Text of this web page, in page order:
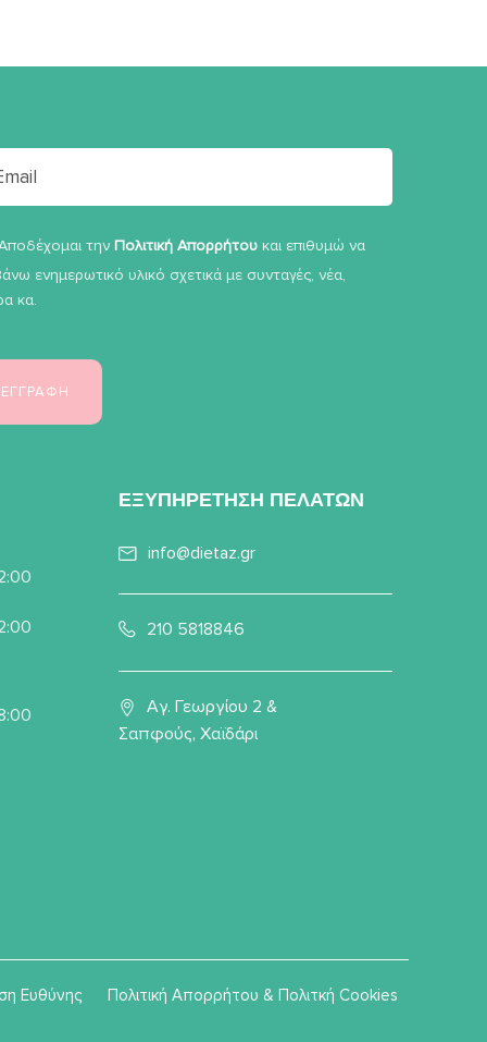
την Πολιτική Απορρήτου και επιθυμώ να
ενημερωτικό υλικό σχετικά με συνταγές, νέα,
κα.
ΕΞΥΠΗΡΕΤΗΣΗ ΠΕΛΑΤΩΝ
info@dietaz.gr
210 5818846
Αγ. Γεωργίου 2 &
Σαπφούς, Χαϊδάρι
Ευθύνης Πολιτική Απορρήτου & Πολιτκή Cookies